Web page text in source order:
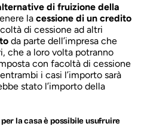
di fruizione della
la cessione di un credito
di cessione ad altri
da parte dell’impresa che
che a loro volta potranno
con facoltà di cessione
i casi l’importo sarà
stato l’importo della
la casa è possibile usufruire